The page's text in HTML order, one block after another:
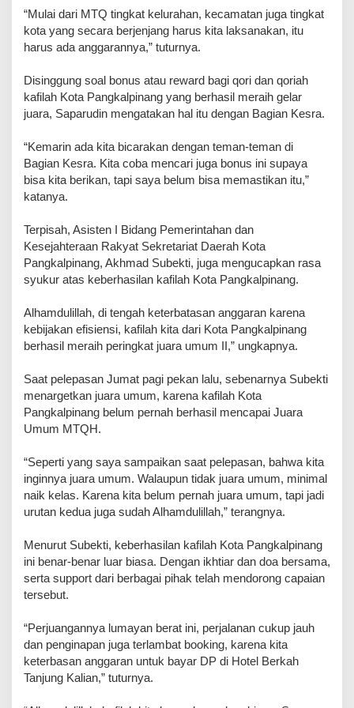
“Mulai dari MTQ tingkat kelurahan, kecamatan juga tingkat
kota yang secara berjenjang harus kita laksanakan, itu
harus ada anggarannya,” tuturnya.
Disinggung soal bonus atau reward bagi qori dan qoriah
kafilah Kota Pangkalpinang yang berhasil meraih gelar
juara, Saparudin mengatakan hal itu dengan Bagian Kesra.
“Kemarin ada kita bicarakan dengan teman-teman di
Bagian Kesra. Kita coba mencari juga bonus ini supaya
bisa kita berikan, tapi saya belum bisa memastikan itu,”
katanya.
Terpisah, Asisten I Bidang Pemerintahan dan
Kesejahteraan Rakyat Sekretariat Daerah Kota
Pangkalpinang, Akhmad Subekti, juga mengucapkan rasa
syukur atas keberhasilan kafilah Kota Pangkalpinang.
Alhamdulillah, di tengah keterbatasan anggaran karena
kebijakan efisiensi, kafilah kita dari Kota Pangkalpinang
berhasil meraih peringkat juara umum II,” ungkapnya.
Saat pelepasan Jumat pagi pekan lalu, sebenarnya Subekti
menargetkan juara umum, karena kafilah Kota
Pangkalpinang belum pernah berhasil mencapai Juara
Umum MTQH.
“Seperti yang saya sampaikan saat pelepasan, bahwa kita
inginnya juara umum. Walaupun tidak juara umum, minimal
naik kelas. Karena kita belum pernah juara umum, tapi jadi
urutan kedua juga sudah Alhamdulillah,” terangnya.
Menurut Subekti, keberhasilan kafilah Kota Pangkalpinang
ini benar-benar luar biasa. Dengan ikhtiar dan doa bersama,
serta support dari berbagai pihak telah mendorong capaian
tersebut.
“Perjuangannya lumayan berat ini, perjalanan cukup jauh
dan penginapan juga terlambat booking, karena kita
keterbasan anggaran untuk bayar DP di Hotel Berkah
Tanjung Kalian,” tuturnya.